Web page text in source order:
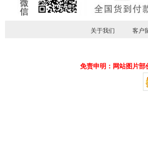
关于我们 客户
免责申明：网站图片